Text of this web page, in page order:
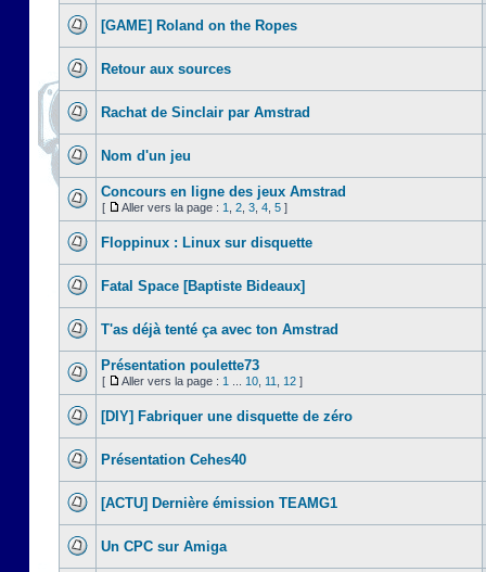
[GAME] Roland on the Ropes
Retour aux sources
Rachat de Sinclair par Amstrad
Nom d'un jeu
Concours en ligne des jeux Amstrad
[ Aller vers la page : 1 2 3 4 5 ]
Floppinux : Linux sur disquette
Fatal Space [Baptiste Bideaux]
T'as déjà tenté ça avec ton Amstrad
Présentation poulette73
[ Aller vers la page : 1 10 11 12 ]
[DIY] Fabriquer une disquette de zéro
Présentation Cehes40
[ACTU] Dernière émission TEAMG1
Un CPC sur Amiga